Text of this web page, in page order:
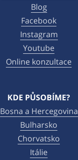
Blog
Facebook
Instagram
Youtube
Online konzultace
KDE PŮSOBÍME?
Bosna a Hercegovina
Bulharsko
Chorvatsko
Itálie